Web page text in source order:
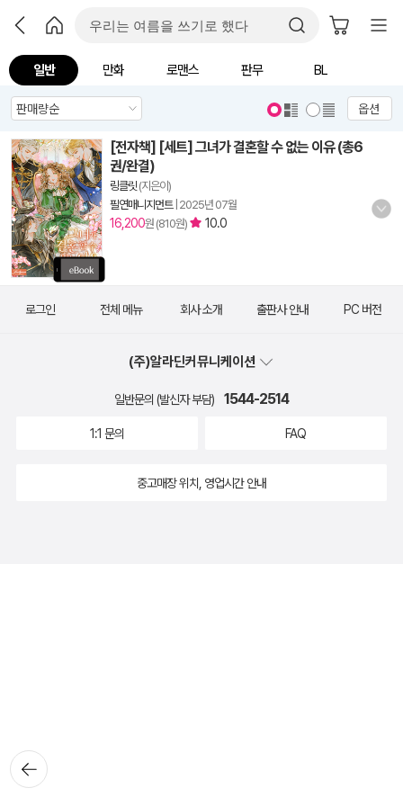
일반 만화 로맨스 판무 BL
옵션
[전자책] [세트] 그녀가 결혼할 수 없는 이유 (총6
권/완결)
링클릿 (지은이)
필연매니지먼트| 2025년 07월
16,200원 (810원) 10.0
뒤로가
기
로그인 전체 메뉴 회사 소개 출판사 안내 PC 버전
(주)알라딘커뮤니케이션
일반문의 (발신자 부담) 1544-2514
1:1 문의 FAQ
중고매장 위치, 영업시간 안내